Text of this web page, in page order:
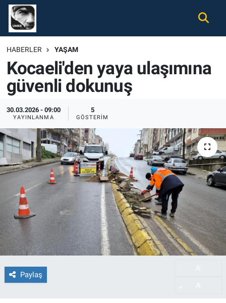
HABERLER YAŞAM
Kocaeli'den yaya ulaşımına
güvenli dokunuş
30.03.2026 - 09:00
YAYINLANMA
5
GÖSTERIM
Paylaş
Gündem
Ekonomi
Spor
Magazin
Tüm Haberler
İletişim
Künye
Nöbetçi Eczaneler
Hava Durumu
Namaz Vakitleri
Trafik Durumu
Süper Lig Puan Durumu ve Fikstür
Tüm Manşetler
Son Dakika Haberleri
Haber Arşivi